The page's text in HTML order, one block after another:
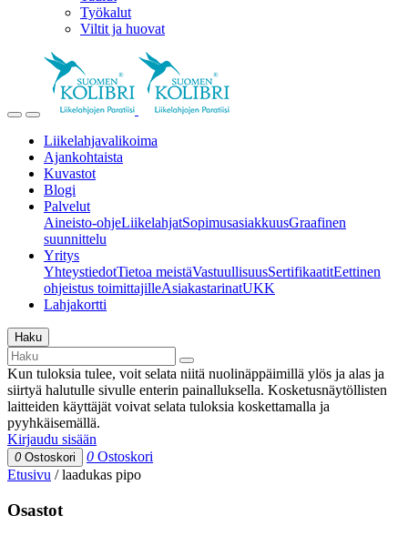
Työkalut
Viltit ja huovat
Liikelahjavalikoima
Ajankohtaista
Kuvastot
Blogi
Palvelut
Aineisto-ohjeLiikelahjatSopimusasiakkuusGraafinen
suunnittelu
Yritys
YhteystiedotTietoa meistäVastuullisuusSertifikaatitEettinen
ohjeistus toimittajilleAsiakastarinatUKK
Lahjakortti
Haku
Kun tuloksia tulee, voit selata niitä nuolinäppäimillä ylös ja alas ja
siirtyä halutulle sivulle enterin painalluksella. Kosketusnäytöllisten
laitteiden käyttäjät voivat selata tuloksia koskettamalla ja
pyyhkäisemällä.
Kirjaudu sisään
0 Ostoskori 0 Ostoskori
Etusivu /laadukas pipo
Osastot